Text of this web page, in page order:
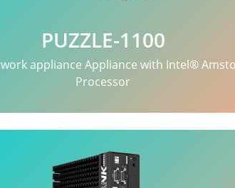
PUZZLE-1100
appliance Appliance with Intel®
Processor
查看更多 >